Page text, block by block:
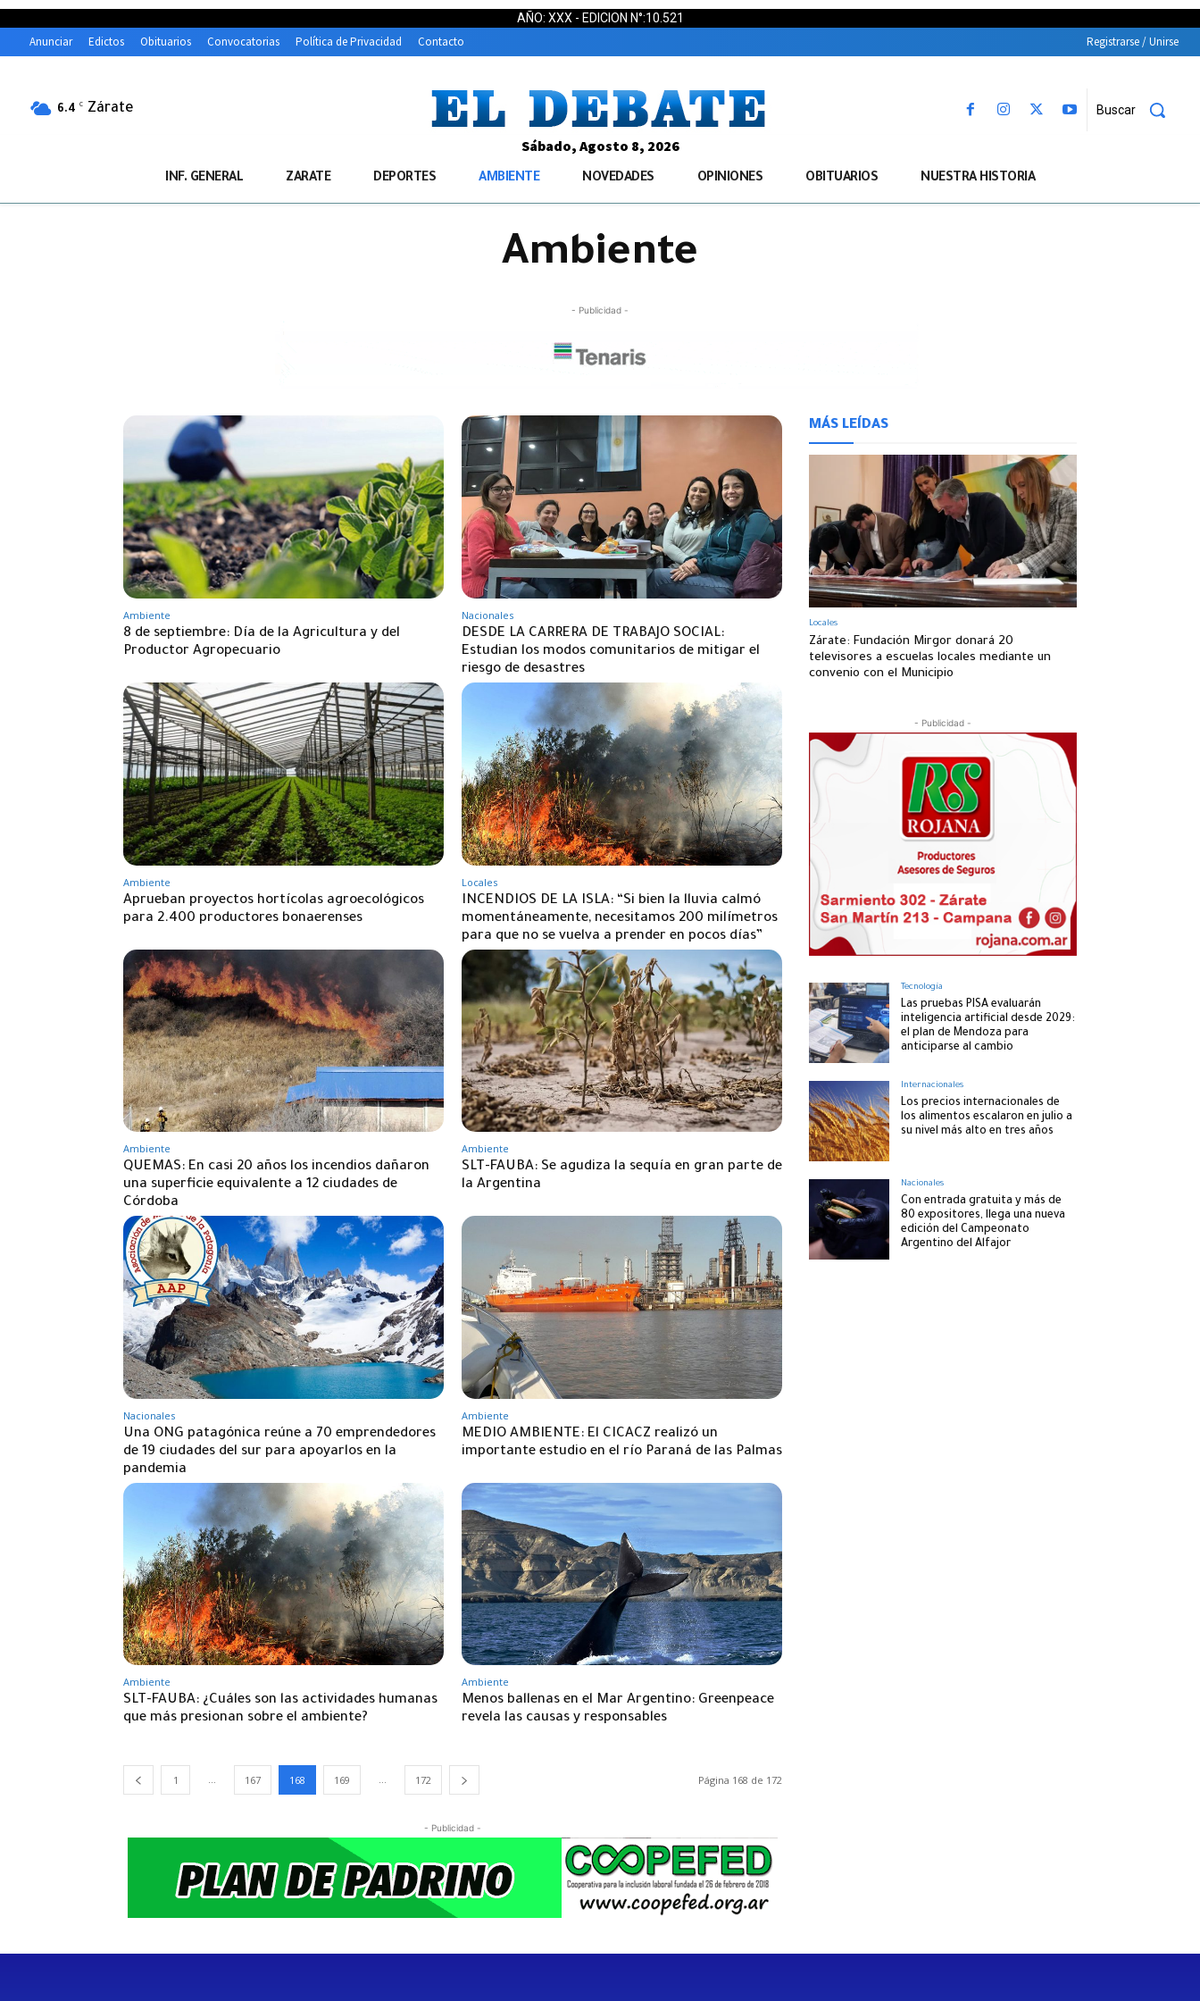
AÑO: XXX - EDICION N°:10.521
Anunciar Edictos Obituarios Convocatorias Política de Privacidad Contacto Registrarse / Unirse
6.4 C Zárate Buscar
Sábado, Agosto 8, 2026
INF. GENERAL ZARATE DEPORTES AMBIENTE NOVEDADES OPINIONES OBITUARIOS NUESTRA HISTORIA
Ambiente
- Publicidad -
Ambiente
8 de septiembre: Día de la Agricultura y del
Productor Agropecuario
Nacionales
DESDE LA CARRERA DE TRABAJO SOCIAL:
Estudian los modos comunitarios de mitigar el
riesgo de desastres
Ambiente
Aprueban proyectos hortícolas agroecológicos
para 2.400 productores bonaerenses
Locales
INCENDIOS DE LA ISLA: “Si bien la lluvia calmó
momentáneamente, necesitamos 200 milímetros
para que no se vuelva a prender en pocos días”
Ambiente
QUEMAS: En casi 20 años los incendios dañaron
una superficie equivalente a 12 ciudades de
Córdoba
Ambiente
SLT-FAUBA: Se agudiza la sequía en gran parte de
la Argentina
Nacionales
Una ONG patagónica reúne a 70 emprendedores
de 19 ciudades del sur para apoyarlos en la
pandemia
Ambiente
MEDIO AMBIENTE: El CICACZ realizó un
importante estudio en el río Paraná de las Palmas
Ambiente
SLT-FAUBA: ¿Cuáles son las actividades humanas
que más presionan sobre el ambiente?
Ambiente
Menos ballenas en el Mar Argentino: Greenpeace
revela las causas y responsables
1 ... 167 168 169 ... 172 Página 168 de 172
- Publicidad -
MÁS LEÍDAS
Locales
Zárate: Fundación Mirgor donará 20
televisores a escuelas locales mediante un
convenio con el Municipio
- Publicidad -
Tecnología
Las pruebas PISA evaluarán
inteligencia artificial desde 2029:
el plan de Mendoza para
anticiparse al cambio
Internacionales
Los precios internacionales de
los alimentos escalaron en julio a
su nivel más alto en tres años
Nacionales
Con entrada gratuita y más de
80 expositores, llega una nueva
edición del Campeonato
Argentino del Alfajor